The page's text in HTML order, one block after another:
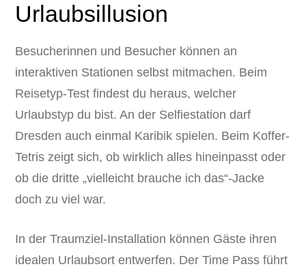
Urlaubsillusion
Besucherinnen und Besucher können an
interaktiven Stationen selbst mitmachen. Beim
Reisetyp-Test findest du heraus, welcher
Urlaubstyp du bist. An der Selfiestation darf
Dresden auch einmal Karibik spielen. Beim Koffer-
Tetris zeigt sich, ob wirklich alles hineinpasst oder
ob die dritte „vielleicht brauche ich das“-Jacke
doch zu viel war.
In der Traumziel-Installation können Gäste ihren
idealen Urlaubsort entwerfen. Der Time Pass führt